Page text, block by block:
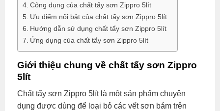
Công dụng của chất tẩy sơn Zippro 5lít
Ưu điểm nổi bật của chất tẩy sơn Zippro 5lít
Hướng dẫn sử dụng chất tẩy sơn Zippro 5lít
Ứng dụng của chất tẩy sơn Zippro 5lít
Giới thiệu chung về chất tẩy sơn Zippro
5lít
Chất tẩy sơn Zippro 5lít là một sản phẩm chuyên
dụng được dùng để loại bỏ các vết sơn bám trên